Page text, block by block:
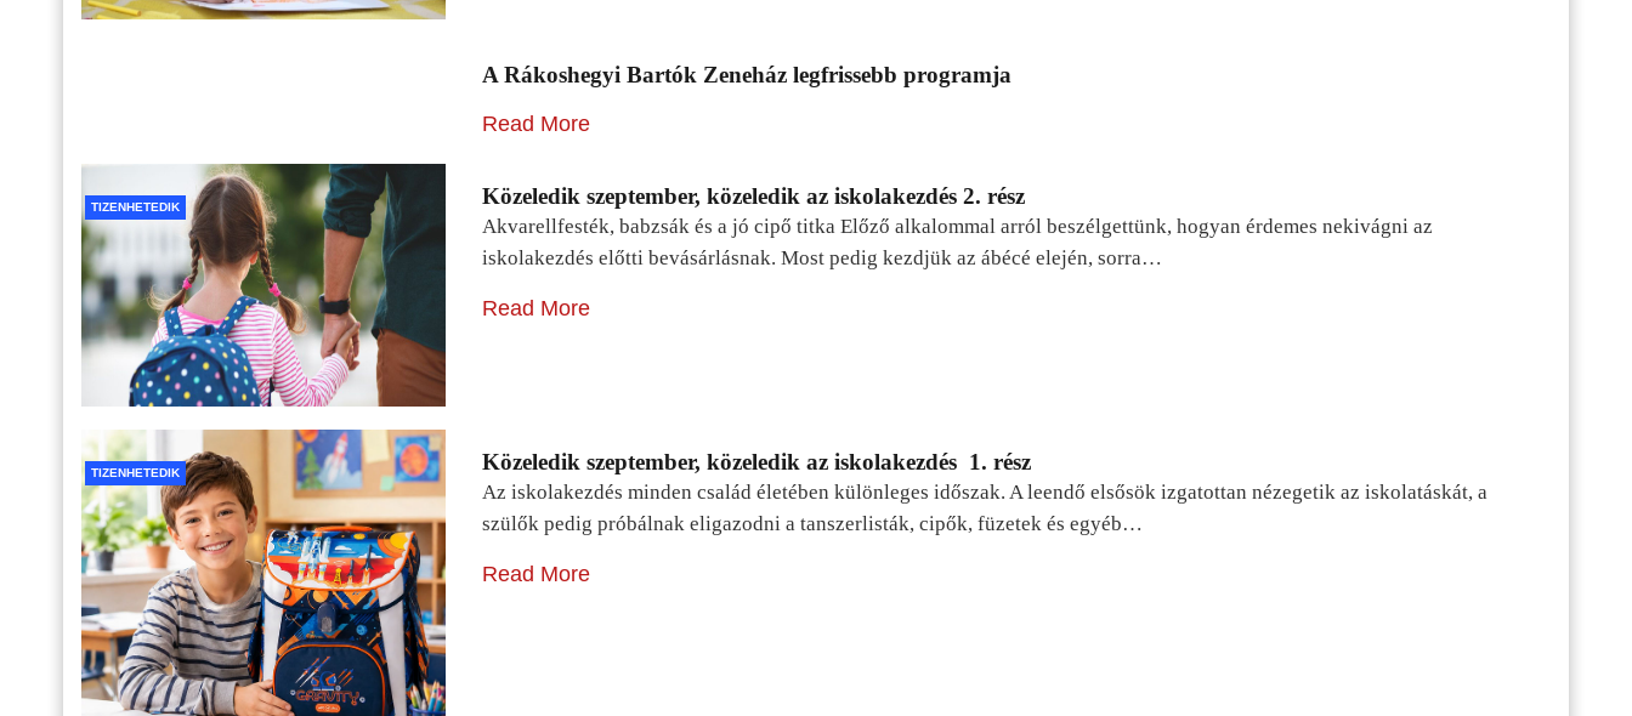
A Rákoshegyi Bartók Zeneház legfrissebb programja
Read More
TIZENHETEDIK Közeledik szeptember, közeledik az iskolakezdés 2. rész
Akvarellfesték, babzsák és a jó cipő titka Előző alkalommal arról beszélgettünk, hogyan érdemes nekivágni az
iskolakezdés előtti bevásárlásnak. Most pedig kezdjük az ábécé elején, sorra…
Read More
TIZENHETEDIK Közeledik szeptember, közeledik az iskolakezdés 1. rész
Az iskolakezdés minden család életében különleges időszak. A leendő elsősök izgatottan nézegetik az iskolatáskát, a
szülők pedig próbálnak eligazodni a tanszerlisták, cipők, füzetek és egyéb…
Read More